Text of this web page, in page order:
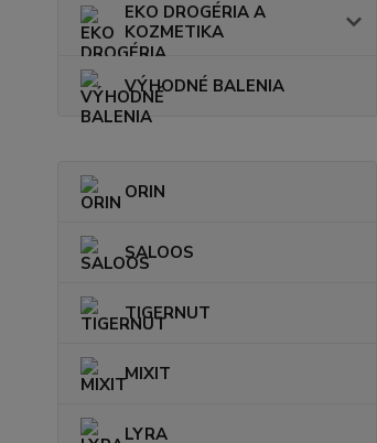
EKO DROGÉRIA A
KOZMETIKA
VÝHODNÉ BALENIA
ORIN
SALOOS
TIGERNUT
MIXIT
LYRA